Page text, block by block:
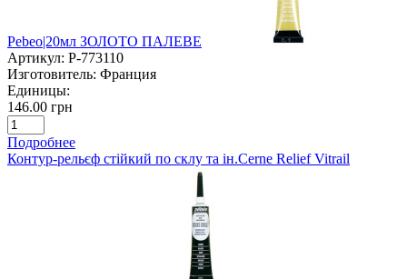
Pebeo|20мл ЗОЛОТО ПАЛЕВЕ
Артикул: P-773110
Изготовитель: Франция
Единицы:
146.00 грн
Подробнее
Контур-рельєф стійкий по склу та ін.Cerne Relief Vitrail